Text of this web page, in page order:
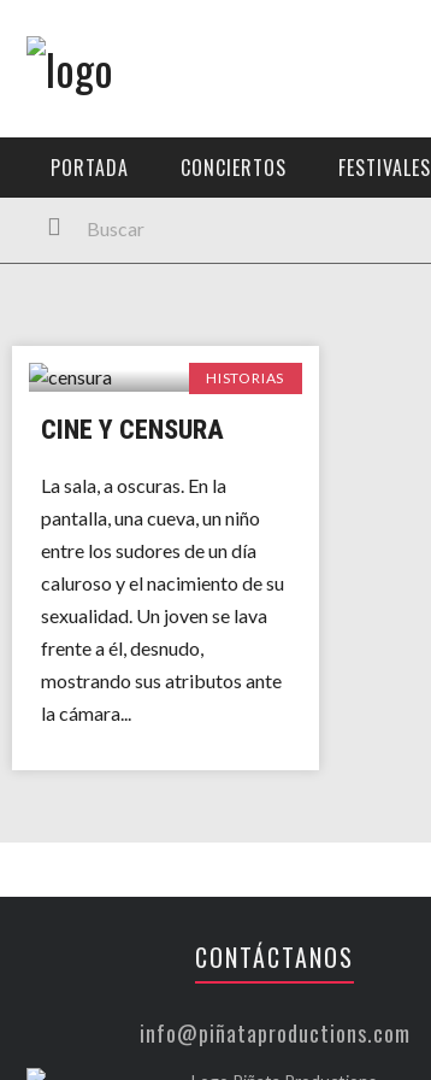
PORTADA
FESTIVALES
EXPOSICIONES
PORTADA CONCIERTOS FESTIVALES
HISTORIAS
CINE Y CENSURA
La sala, a oscuras. En la
pantalla, una cueva, un niño
entre los sudores de un día
caluroso y el nacimiento de su
sexualidad. Un joven se lava
frente a él, desnudo,
mostrando sus atributos ante
la cámara...
CONTÁCTANOS
info@piñataproductions.com